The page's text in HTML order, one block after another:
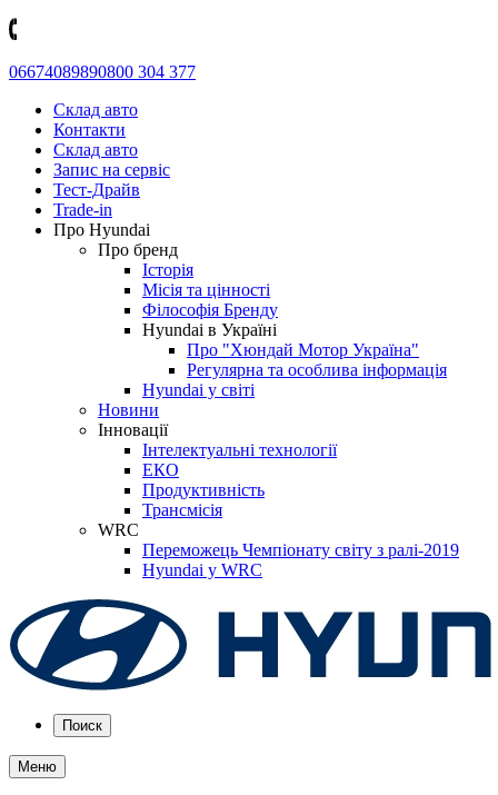
06674089890800 304 377
Склад авто
Контакти
Склад авто
Запис на сервіс
Тест-Драйв
Trade-in
Про Hyundai
Про бренд
Історія
Місія та цінності
Філософія Бренду
Hyundai в Україні
Про "Хюндай Мотор Україна"
Регулярна та особлива інформація
Hyundai у світі
Новини
Інновації
Інтелектуальні технології
ЕКО
Продуктивність
Трансмісія
WRC
Переможець Чемпіонату світу з ралі-2019
Hyundai у WRC
Поиск
Меню